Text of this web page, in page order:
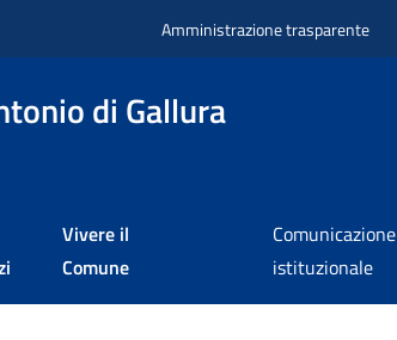
Amministrazione trasparente
di Gallura
Vivere il
Comune
Comunicazione
istituzionale